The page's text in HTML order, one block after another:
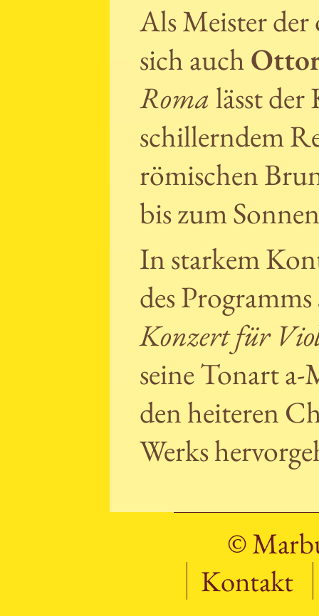
Als Meister der
sich auch
Roma lässt
schillerndem
römischen
bis zum
In starkem
des
Konzert für
seine Tonart
den heiteren
Werks
©
Kontakt